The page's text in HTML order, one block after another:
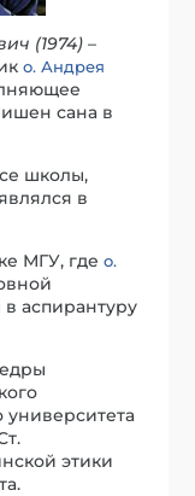
(1974) –
о. Андрея
сана в
школы,
в
МГУ, гдео.
в аспирантуру
университета
этики